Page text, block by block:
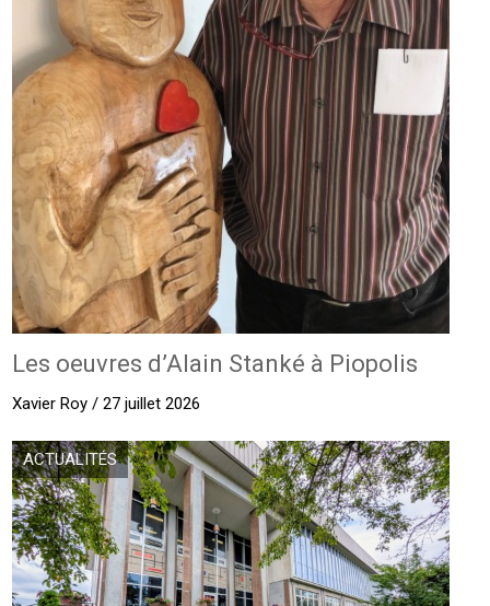
Les oeuvres d’Alain Stanké à Piopolis
Xavier Roy / 27 juillet 2026
ACTUALITÉS